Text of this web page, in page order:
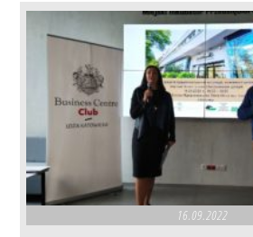
16.09.2022